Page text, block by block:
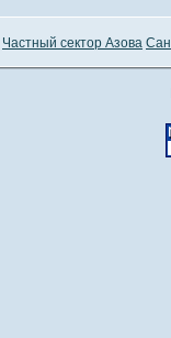
Частный сектор Азова